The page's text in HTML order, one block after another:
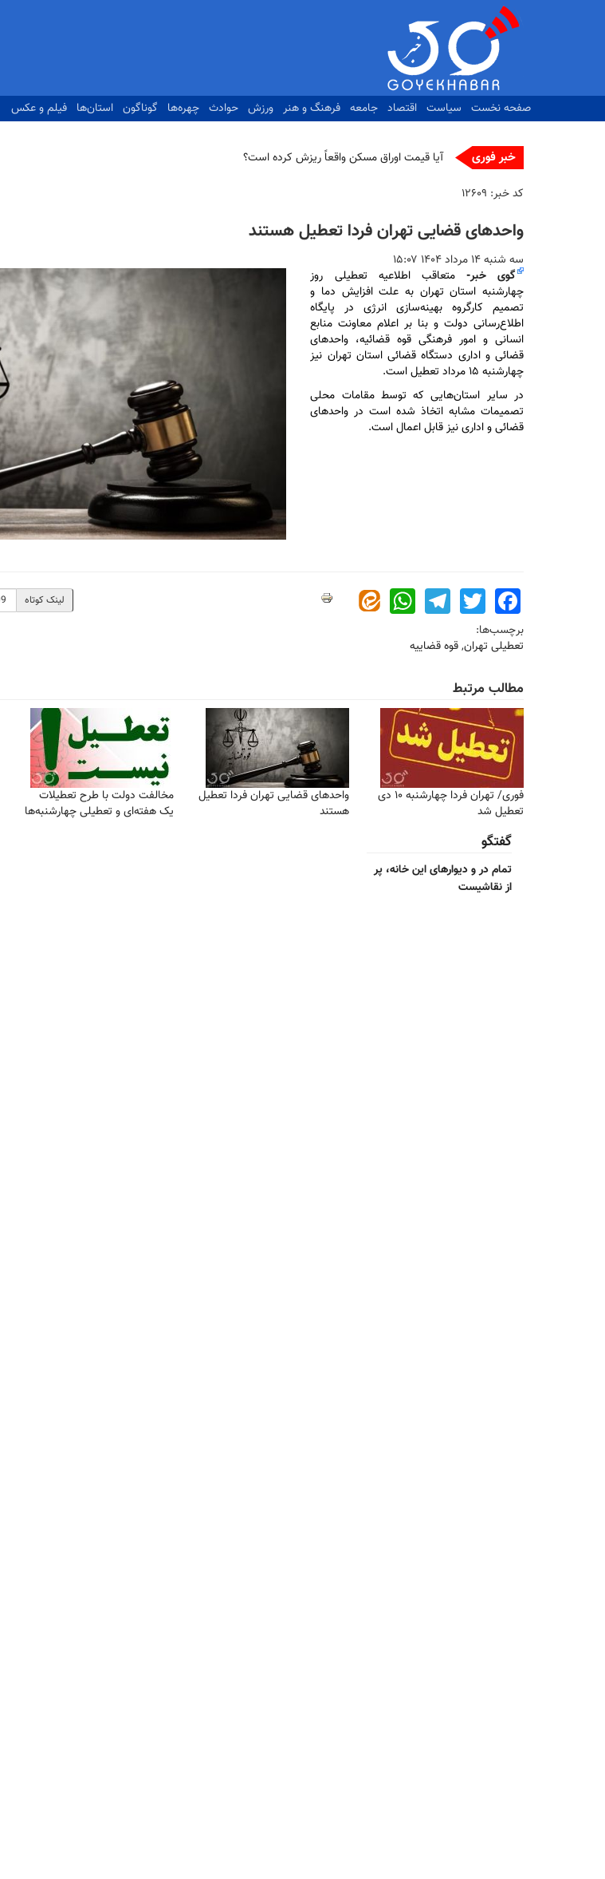
صفحه نخست سیاست اقتصاد جامعه فرهنگ و هنر ورزش حوادث چهره‌ها گوناگون استان‌ها فیلم و عکس
خبر فوری ت_
کد خبر: ۱۲۶۰۹
واحدهای قضایی تهران فردا تعطیل هستند
سه شنبه ۱۴ مرداد ۱۴۰۴ ۱۵:۰۷
گوی خبر-متعاقب اطلاعیه تعطیلی روز
چهارشنبه استان تهران به علت افزایش دما و
تصمیم کارگروه بهینه‌سازی انرژی در پایگاه
اطلاع‌رسانی دولت و بنا بر اعلام معاونت منابع
انسانی و امور فرهنگی قوه قضائیه، واحد‌های
قضائی و اداری دستگاه قضائی استان تهران نیز
چهارشنبه ۱۵ مرداد تعطیل است.
در سایر استان‌هایی که توسط مقامات محلی
تصمیمات مشابه اتخاذ شده است در واحد‌های
قضائی و اداری نیز قابل اعمال است.
لینک کوتاه Facebook
Twitter
Telegram
WhatsApp
برچسب‌ها:
تعطیلی تهران,قوه قضاییه
مطالب مرتبط
فوری/ تهران فردا چهارشنبه ۱۰ دی
تعطیل شد
واحدهای قضایی تهران فردا تعطیل
هستند
مخالفت دولت با طرح تعطیلات
یک هفته‌ای و تعطیلی چهارشنبه‌ها
گفتگو
تمام در و دیوارهای این خانه، پر
از نقاشیست